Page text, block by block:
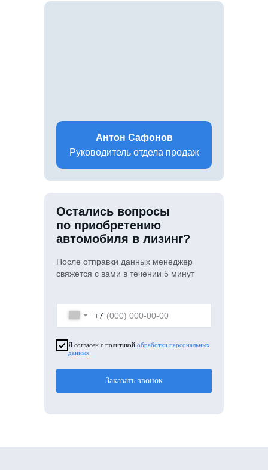
+7
Я согласен с политикой обработки персональных
данных
Заказать звонок
Остались вопросы
по приобретению
автомобиля в лизинг?
После отправки данных менеджер
свяжется с вами в течении 5 минут
Антон Сафонов
Руководитель отдела продаж